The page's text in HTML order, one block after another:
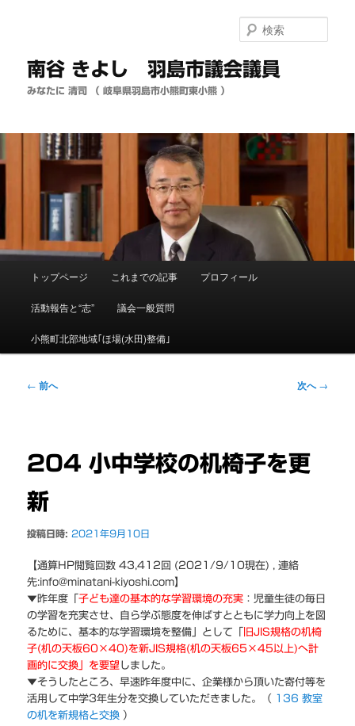
移
南谷 きよし 羽島市議会議員
みなたに 清司 （ 岐阜県羽島市小熊町東小熊 ）
索
ュ
トップページ これまでの記事 プロフィール
活動報告と“志” 議会一般質問
小熊町北部地域｢ほ場(水田)整備｣
投
ー
ョ
← 前へ 次へ→
204 小中学校の机椅子を更
新
投稿日時: 2021年9月10日
【通算HP閲覧回数 43,412回 (2021/9/10現在) , 連絡
先:info@minatani-kiyoshi.com】
▼昨年度「子ども達の基本的な学習環境の充実 ：児童生徒の毎日
の学習を充実させ、自ら学ぶ態度を伸ばすとともに学力向上を図
るために、基本的な学習環境を整備」として「
旧JIS規格の机椅
子(机の天板60×40)を新JIS規格(机の天板65×45以上)へ計
画的に交換」を要望 しました。
▼そうしたところ、早速昨年度中に、企業様から頂いた寄付等を
活用して中学3年生分を交換していただきました。（
136 教室
の机を新規格と交換 ）